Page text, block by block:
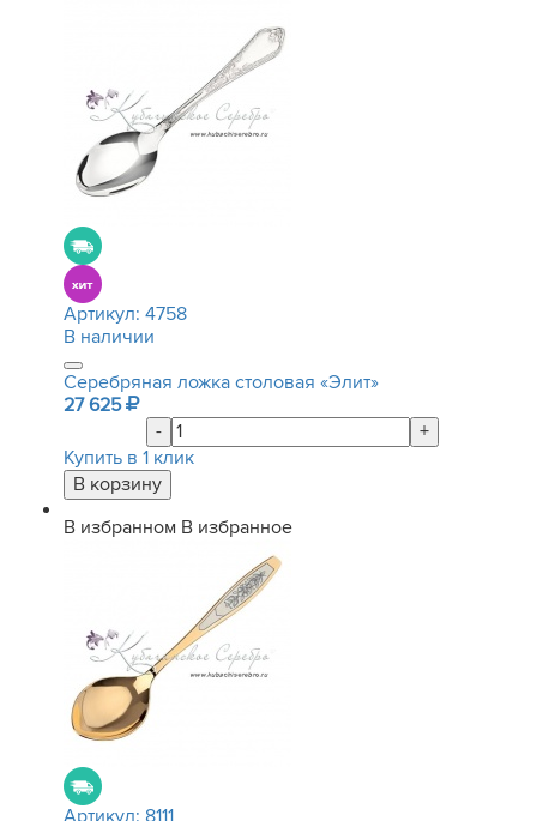
Артикул: 4758
В наличии
Серебряная ложка столовая «Элит»
27 625
-
+
Купить в 1 клик
В избранном В избранное
Артикул: 8111